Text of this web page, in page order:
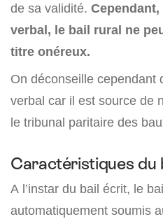
de sa validité.
verbal, le bail rural ne
titre onéreux.
On déconseille cependant
verbal car il est source de
le tribunal paritaire des
Caractéristiques du
A l’instar du bail écrit, le
automatiquement soumis